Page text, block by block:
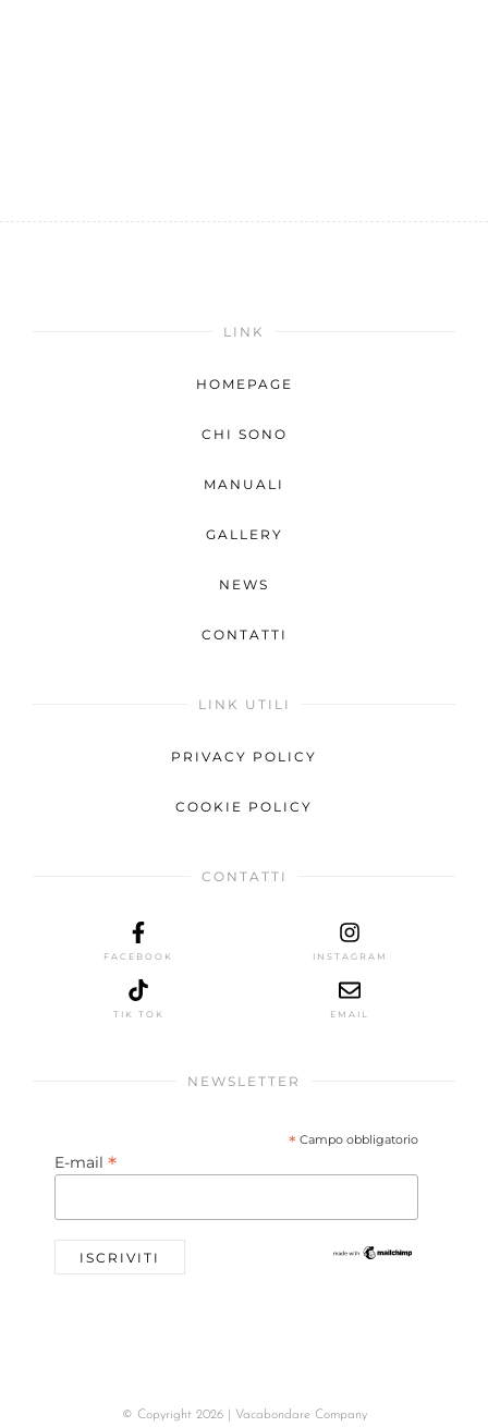
LINK
HOMEPAGE
CHI SONO
MANUALI
GALLERY
NEWS
CONTATTI
LINK UTILI
PRIVACY POLICY
COOKIE POLICY
CONTATTI
FACEBOOK INSTAGRAM
TIK TOK EMAIL
NEWSLETTER
* Campo obbligatorio
E-mail *
© Copyright 2026 | Vacabondare Company